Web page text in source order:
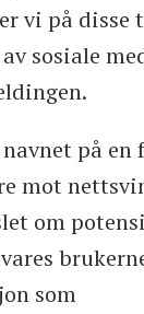
vi på disse
sosiale
på en
mot
om
som